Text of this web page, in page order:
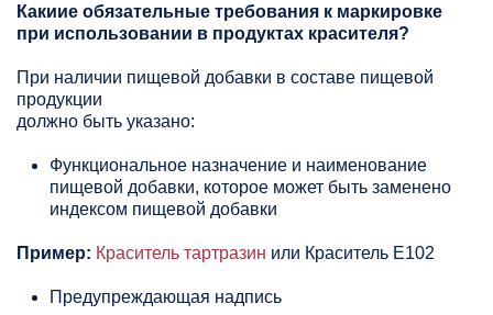
Какиие обязательные требования к маркировке
при использовании в продуктах красителя?
При наличии пищевой добавки в составе пищевой
продукции
должно быть указано:
Функциональное назначение и наименование
пищевой добавки, которое может быть заменено
индексом пищевой добавки
Пример: Краситель тартразин или Краситель Е102
Предупреждающая надпись